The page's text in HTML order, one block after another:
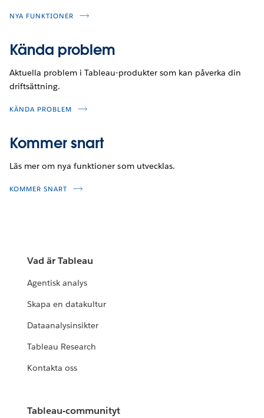
NYA FUNKTIONER
Kända problem
Aktuella problem i Tableau-produkter som kan påverka din
driftsättning.
KÄNDA PROBLEM
Kommer snart
Läs mer om nya funktioner som utvecklas.
KOMMER SNART
Vad är Tableau
Agentisk analys
Skapa en datakultur
Dataanalysinsikter
Tableau Research
Kontakta oss
Tableau-communityt